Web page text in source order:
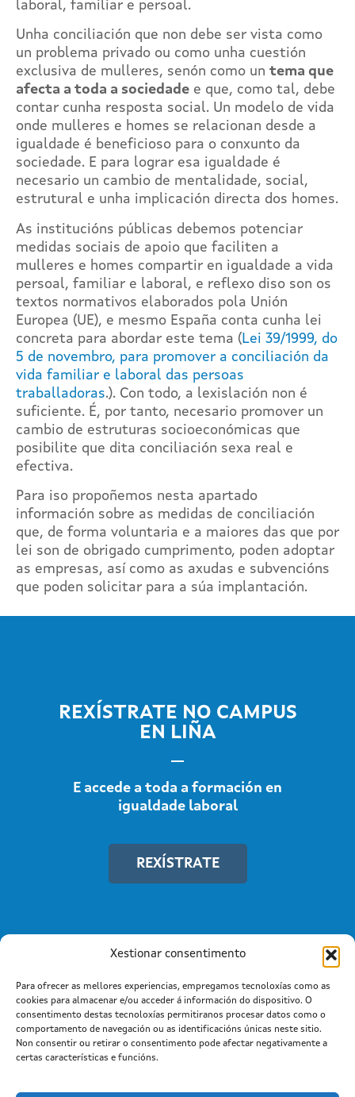
Xestionar consentimento
Para ofrecer as mellores experiencias, empregamos tecnoloxías como as
cookies para almacenar e/ou acceder á información do dispositivo. O
consentimento destas tecnoloxías permitiranos procesar datos como o
comportamento de navegación ou as identificacións únicas neste sitio.
Non consentir ou retirar o consentimento pode afectar negativamente a
certas características e funcións.
laboral, familiar e persoal.
Unha conciliación que non debe ser vista como
un problema privado ou como unha cuestión
exclusiva de mulleres, senón como un tema que
afecta a toda a sociedade e que, como tal, debe
contar cunha resposta social. Un modelo de vida
onde mulleres e homes se relacionan desde a
igualdade é beneficioso para o conxunto da
sociedade. E para lograr esa igualdade é
necesario un cambio de mentalidade, social,
estrutural e unha implicación directa dos homes.
As institucións públicas debemos potenciar
medidas sociais de apoio que faciliten a
mulleres e homes compartir en igualdade a vida
persoal, familiar e laboral, e reflexo diso son os
textos normativos elaborados pola Unión
Europea (UE), e mesmo España conta cunha lei
concreta para abordar este tema ( Lei 39/1999, do
5 de novembro, para promover a conciliación da
vida familiar e laboral das persoas
traballadoras.). Con todo, a lexislación non é
suficiente. É, por tanto, necesario promover un
cambio de estruturas socioeconómicas que
posibilite que dita conciliación sexa real e
efectiva.
Para iso propoñemos nesta apartado
información sobre as medidas de conciliación
que, de forma voluntaria e a maiores das que por
lei son de obrigado cumprimento, poden adoptar
as empresas, así como as axudas e subvencións
que poden solicitar para a súa implantación.
REXÍSTRATE NO CAMPUS
EN LIÑA
E accede a toda a formación en
igualdade laboral
REXÍSTRATE
Información mantida e publicada na Internet pola Xunta de
Galicia